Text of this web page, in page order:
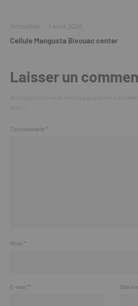
Actualités · 1 août 2026
Cellule Mangusta Bivouac center
Laisser un
Commentaire *
Nom *
E-mail * Site